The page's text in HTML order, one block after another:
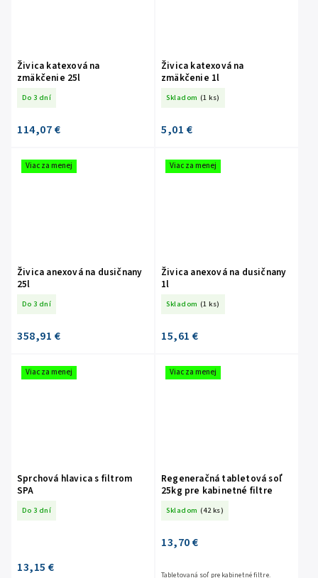
Živica katexová na
zmäkčenie 25l
Do 3 dní
114,07 €
Živica katexová na
zmäkčenie 1l
Skladom (1 ks)
5,01 €
Viac za menej
Živica anexová na dusičnany
25l
Do 3 dní
358,91 €
Viac za menej
Živica anexová na dusičnany
1l
Skladom (1 ks)
15,61 €
Viac za menej
Sprchová hlavica s filtrom
SPA
Do 3 dní
13,15 €
Viac za menej
Regeneračná tabletová soľ
25kg pre kabinetné filtre
Skladom (42 ks)
13,70 €
Tabletovaná soľ pre kabinetné filtre.